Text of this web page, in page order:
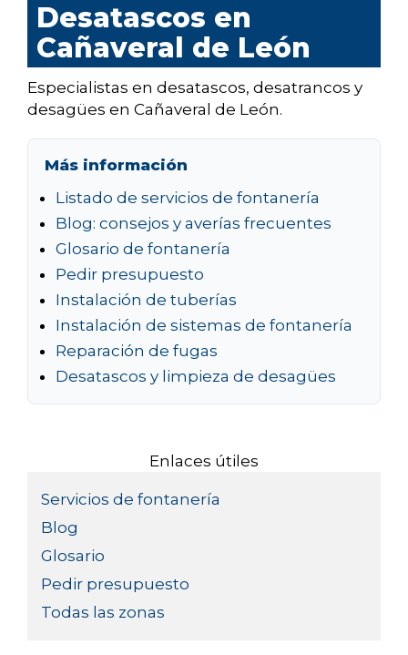
Desatascos en
Cañaveral de León
Especialistas en desatascos, desatrancos y
desagües en Cañaveral de León.
Más información
Listado de servicios de fontanería
Blog: consejos y averías frecuentes
Glosario de fontanería
Pedir presupuesto
Instalación de tuberías
Instalación de sistemas de fontanería
Reparación de fugas
Desatascos y limpieza de desagües
Enlaces útiles
Servicios de fontanería
Blog
Glosario
Pedir presupuesto
Todas las zonas